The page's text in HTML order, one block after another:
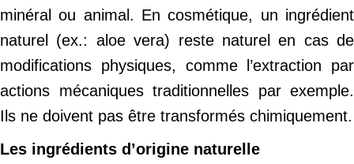
minéral ou animal. En cosmétique, un ingrédient
naturel (ex.: aloe vera) reste naturel en cas de
modifications physiques, comme l’extraction par
actions mécaniques traditionnelles par exemple.
Ils ne doivent pas être transformés chimiquement.
Les ingrédients d’origine naturelle